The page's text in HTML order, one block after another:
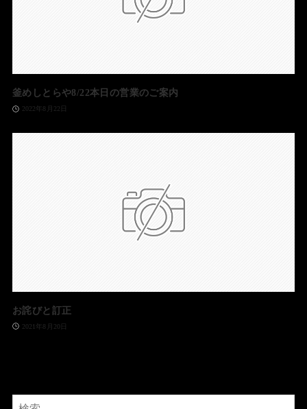
釜めしとらや8/22本日の営業のご案内
2022年8月22日
お詫びと訂正
2021年8月20日